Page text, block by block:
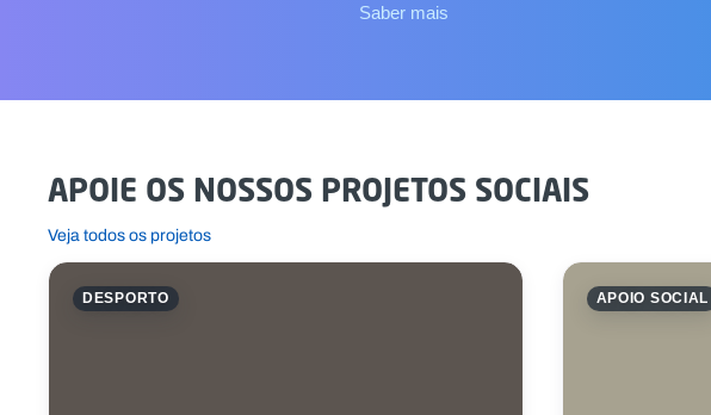
Saber mais
APOIE OS NOSSOS PROJETOS SOCIAIS
Veja todos os projetos
DESPORTO APOIO SOCIAL